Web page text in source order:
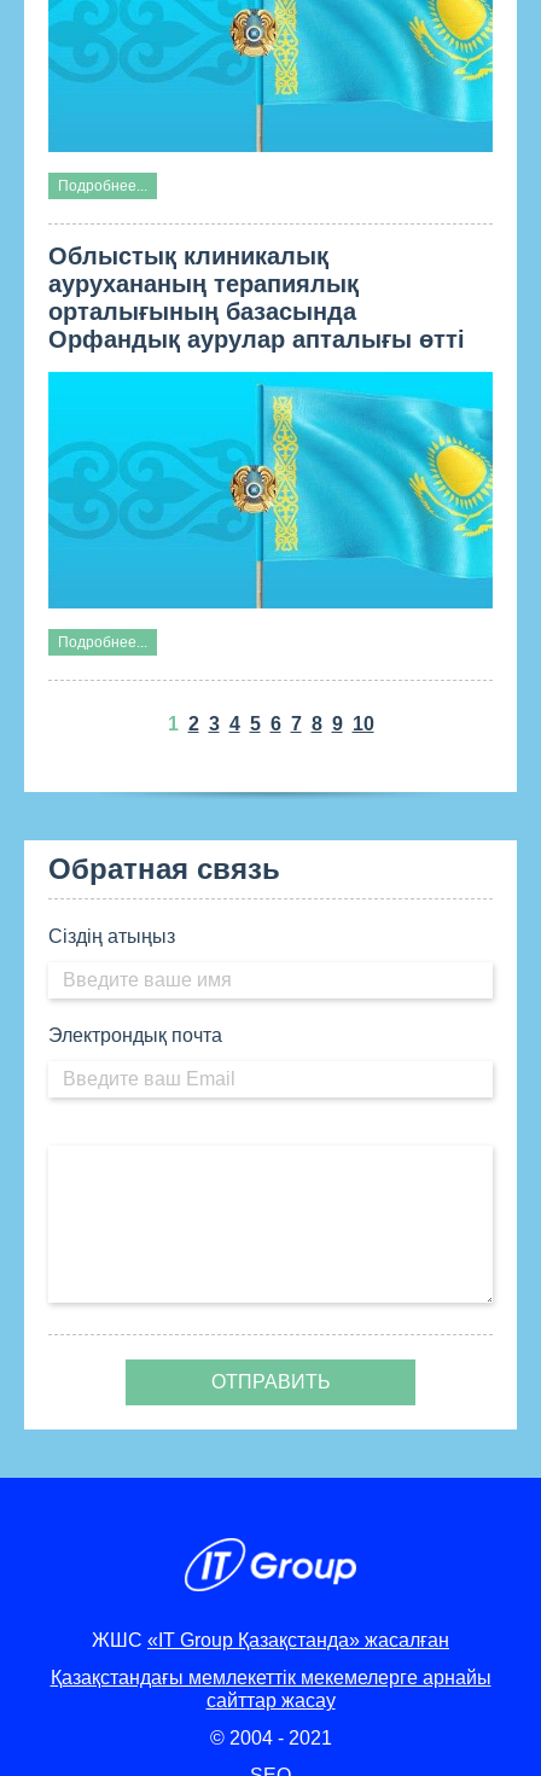
Подробнее...
Облыстық клиникалық
аурухананың терапиялық
орталығының базасында
Орфандық аурулар апталығы өтті
Подробнее...
1 2 3 4 5 6 7 8 9 10
Обратная связь
Сіздің атыңыз
Электрондық почта
ЖШС «IT Group Қазақстанда» жасалған
Қазақстандағы мемлекеттік мекемелерге арнайы
сайттар жасау
© 2004 - 2021